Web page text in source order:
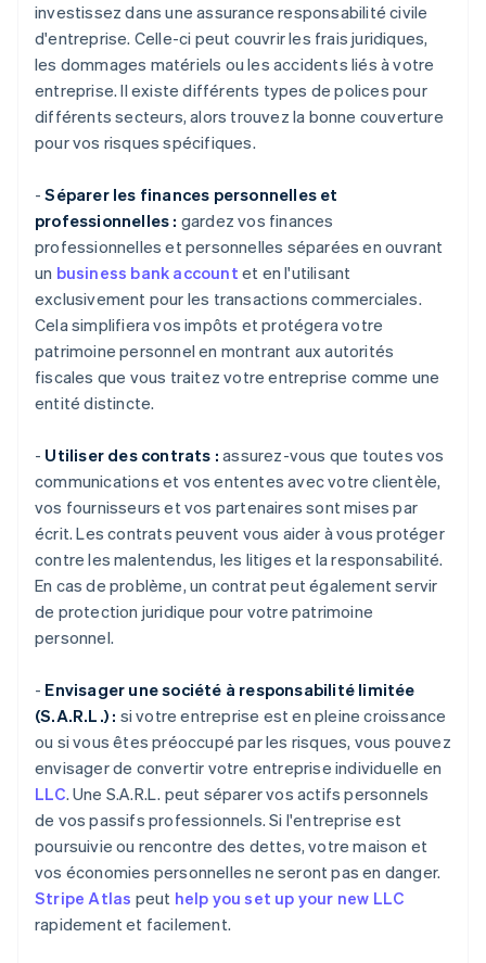
investissez dans une assurance responsabilité civile
d'entreprise. Celle-ci peut couvrir les frais juridiques,
les dommages matériels ou les accidents liés à votre
entreprise. Il existe différents types de polices pour
différents secteurs, alors trouvez la bonne couverture
pour vos risques spécifiques.
-Séparer les finances personnelles et
professionnelles : gardez vos finances
professionnelles et personnelles séparées en ouvrant
un business bank account et en l'utilisant
exclusivement pour les transactions commerciales.
Cela simplifiera vos impôts et protégera votre
patrimoine personnel en montrant aux autorités
fiscales que vous traitez votre entreprise comme une
entité distincte.
- Utiliser des contrats : assurez-vous que toutes vos
communications et vos ententes avec votre clientèle,
vos fournisseurs et vos partenaires sont mises par
écrit. Les contrats peuvent vous aider à vous protéger
contre les malentendus, les litiges et la responsabilité.
En cas de problème, un contrat peut également servir
de protection juridique pour votre patrimoine
personnel.
- Envisager une société à responsabilité limitée
(S.A.R.L.) : si votre entreprise est en pleine croissance
ou si vous êtes préoccupé par les risques, vous pouvez
envisager de convertir votre entreprise individuelle en
LLC. Une S.A.R.L. peut séparer vos actifs personnels
de vos passifs professionnels. Si l'entreprise est
poursuivie ou rencontre des dettes, votre maison et
vos économies personnelles ne seront pas en danger.
Stripe Atlas peut help you set up your new LLC
rapidement et facilement.